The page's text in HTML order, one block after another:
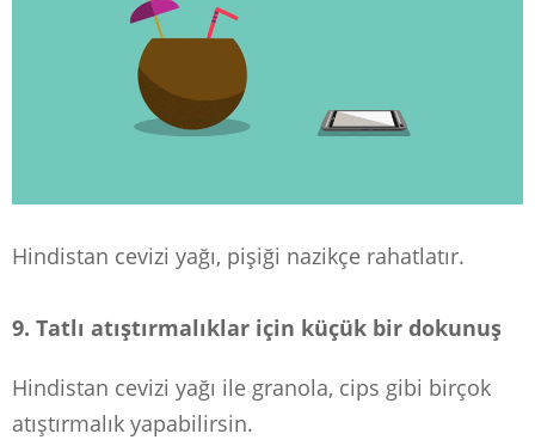
Hindistan cevizi yağı, pişiği nazikçe rahatlatır.
9. Tatlı atıştırmalıklar için küçük bir dokunuş
Hindistan cevizi yağı ile granola, cips gibi birçok
atıştırmalık yapabilirsin.